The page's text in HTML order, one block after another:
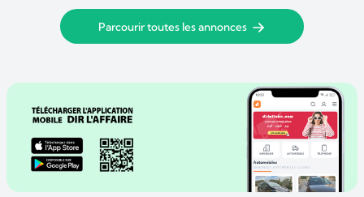
Parcourir toutes les annonces